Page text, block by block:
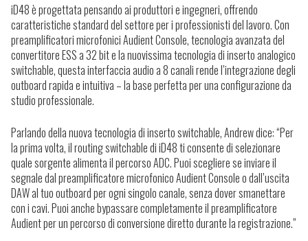
iD48 è progettata pensando ai produttori e ingegneri, offrendo
caratteristiche standard del settore per i professionisti del lavoro. Con
preamplificatori microfonici Audient Console, tecnologia avanzata del
convertitore ESS a 32 bit e la nuovissima tecnologia di inserto analogico
switchable, questa interfaccia audio a 8 canali rende l’integrazione degli
outboard rapida e intuitiva – la base perfetta per una configurazione da
studio professionale.
Parlando della nuova tecnologia di inserto switchable, Andrew dice: “Per
la prima volta, il routing switchable di iD48 ti consente di selezionare
quale sorgente alimenta il percorso ADC. Puoi scegliere se inviare il
segnale dal preamplificatore microfonico Audient Console o dall’uscita
DAW al tuo outboard per ogni singolo canale, senza dover smanettare
con i cavi. Puoi anche bypassare completamente il preamplificatore
Audient per un percorso di conversione diretto durante la registrazione.”